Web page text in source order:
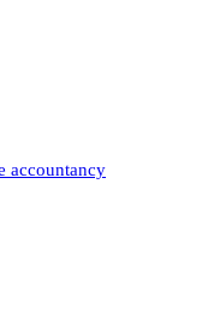
accountancy